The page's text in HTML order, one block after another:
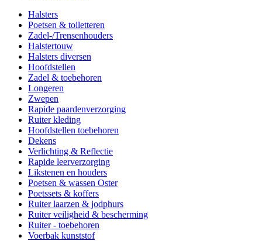
Halsters
Poetsen & toiletteren
Zadel-/Trensenhouders
Halstertouw
Halsters diversen
Hoofdstellen
Zadel & toebehoren
Longeren
Zwepen
Rapide paardenverzorging
Ruiter kleding
Hoofdstellen toebehoren
Dekens
Verlichting & Reflectie
Rapide leerverzorging
Likstenen en houders
Poetsen & wassen Oster
Poetssets & koffers
Ruiter laarzen & jodphurs
Ruiter veiligheid & bescherming
Ruiter - toebehoren
Voerbak kunststof